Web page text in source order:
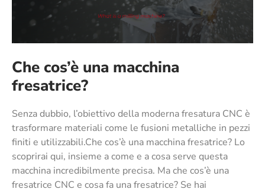
Che cos’è una macchina
fresatrice?
Senza dubbio, l’obiettivo della moderna fresatura CNC è
trasformare materiali come le fusioni metalliche in pezzi
finiti e utilizzabili.Che cos’è una macchina fresatrice? Lo
scoprirai qui, insieme a come e a cosa serve questa
macchina incredibilmente precisa. Ma che cos’è una
fresatrice CNC e cosa fa una fresatrice? Se hai